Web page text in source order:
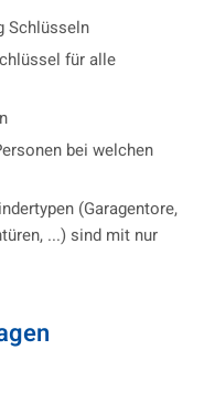
Schlüsseln
für alle
bei welchen
(Garagentore,
...) sind mit nur